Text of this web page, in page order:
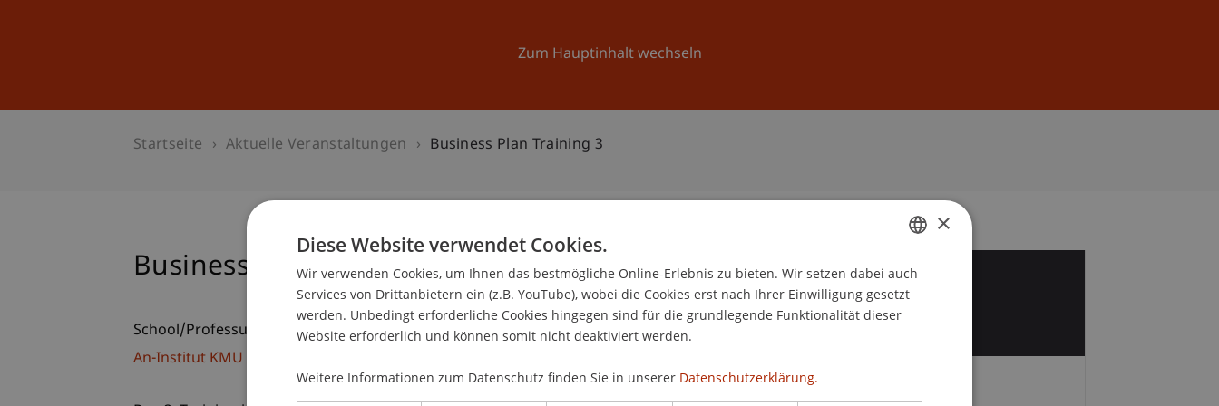
Zum Hauptinhalt wechseln
Universität Aktuelles
Startseite Aktuelle Veranstaltungen Business Plan Training 3
Business Plan Training 3
School/Professur:
An-Institut KMU Zentrum
01
Feb
GERMAN
ENGLISH
×
Diese Website verwendet Cookies.
Wir verwenden Cookies, um Ihnen das bestmögliche Online-Erlebnis zu bieten. Wir setzen dabei auch
Services von Drittanbietern ein (z.B. YouTube), wobei die Cookies erst nach Ihrer Einwilligung gesetzt
werden. Unbedingt erforderliche Cookies hingegen sind für die grundlegende Funktionalität dieser
Website erforderlich und können somit nicht deaktiviert werden.
Weitere Informationen zum Datenschutz finden Sie in unserer Datenschutzerklärung.